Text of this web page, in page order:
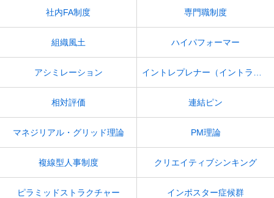
社内FA制度 専門職制度
組織風土 ハイパフォーマー
アシミレーション
相対評価 連結ピン
マネジリアル・グリッド理論 PM理論
複線型人事制度 クリエイティブシンキング
ピラミッドストラクチャー インポスター症候群